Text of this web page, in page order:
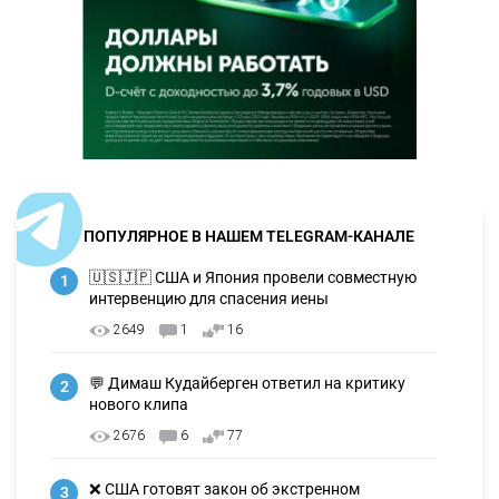
ПОПУЛЯРНОЕ В НАШЕМ TELEGRAM-КАНАЛЕ
1
🇺🇸🇯🇵 США и Япония провели совместную
интервенцию для спасения иены
2649 1 16
2
💬 Димаш Кудайберген ответил на критику
нового клипа
2676 6 77
3
❌ США готовят закон об экстренном